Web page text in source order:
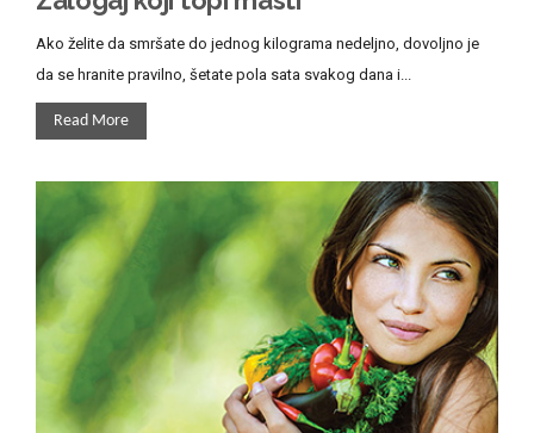
Ako želite da smršate do jednog kilograma nedeljno, dovoljno je
da se hranite pravilno, šetate pola sata svakog dana i...
Read More